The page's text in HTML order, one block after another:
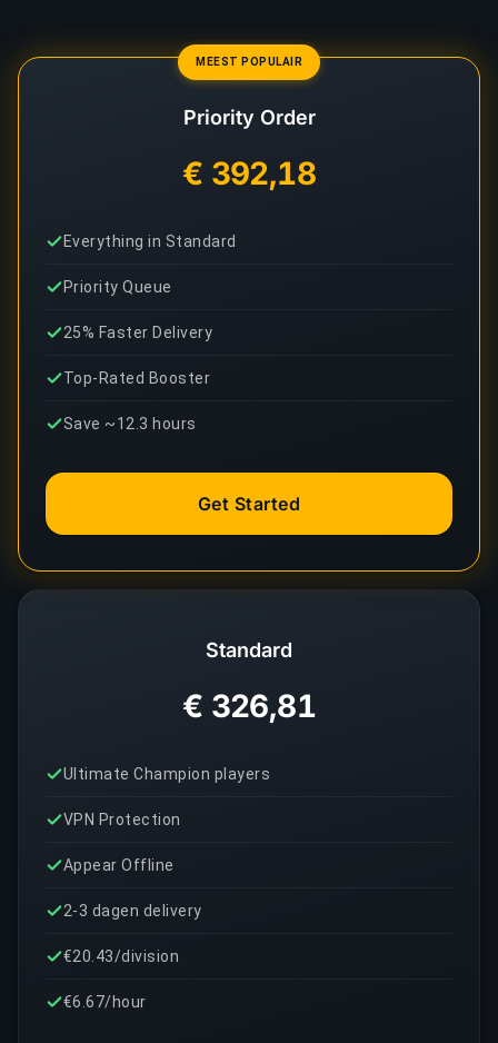
Standard
€ 326,81
Ultimate Champion players
VPN Protection
Appear Offline
2-3 dagen delivery
€20.43/division
€6.67/hour
MEEST POPULAIR
Priority Order
€ 392,18
Everything in Standard
Priority Queue
25% Faster Delivery
Top-Rated Booster
Save ~12.3 hours
Get Started